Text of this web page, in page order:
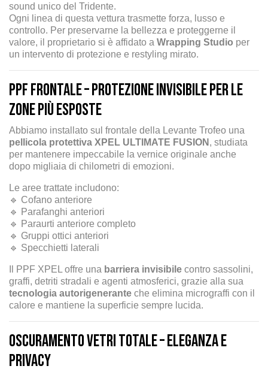
sound unico del Tridente.
Ogni linea di questa vettura trasmette forza, lusso e
controllo. Per preservarne la bellezza e proteggerne il
valore, il proprietario si è affidato a Wrapping Studio per
un intervento di protezione e restyling mirato.
PPF Frontale – Protezione invisibile per le
zone più esposte
Abbiamo installato sul frontale della Levante Trofeo una
pellicola protettiva XPEL ULTIMATE FUSION , studiata
per mantenere impeccabile la vernice originale anche
dopo migliaia di chilometri di emozioni.
Le aree trattate includono:
🔹 Cofano anteriore
🔹 Parafanghi anteriori
🔹 Paraurti anteriore completo
🔹 Gruppi ottici anteriori
🔹 Specchietti laterali
Il PPF XPEL offre una barriera invisibile contro sassolini,
graffi, detriti stradali e agenti atmosferici, grazie alla sua
tecnologia autorigenerante che elimina micrograffi con il
calore e mantiene la superficie sempre lucida.
Oscuramento Vetri Totale – Eleganza e
privacy